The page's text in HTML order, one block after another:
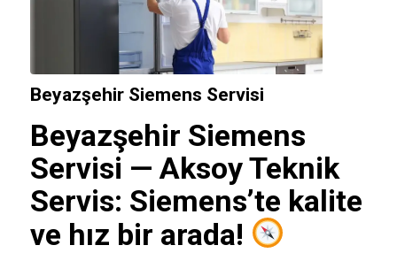
Beyazşehir Siemens Servisi
Beyazşehir Siemens
Servisi — Aksoy Teknik
Servis: Siemens’te kalite
ve hız bir arada!